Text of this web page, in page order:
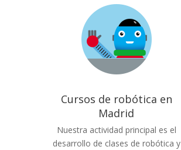
Cursos de robótica en
Madrid
Nuestra actividad principal es el
desarrollo de clases de robótica y